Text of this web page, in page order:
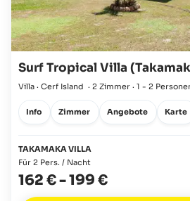
Villa · Cerf Island · 2 Zimmer · 1 - 2
Info Zimmer Angebote Karte
TAKAMAKA VILLA
Für 2 Pers. / Nacht
162 €-199 €